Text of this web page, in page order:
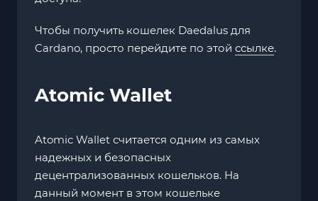
Чтобы получить кошелек Daedalus для
Cardano, просто перейдите по этой ссылке.
Atomic Wallet
Atomic Wallet считается одним из самых
надежных и безопасных
децентрализованных кошельков. На
данный момент в этом кошельке